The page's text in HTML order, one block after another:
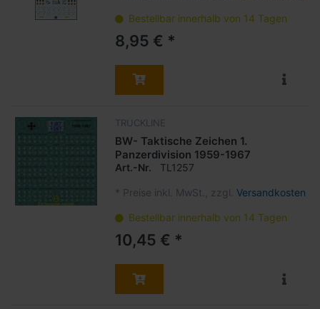
Bestellbar innerhalb von 14 Tagen
8,95 € *
TRUCKLINE
BW- Taktische Zeichen 1.
Panzerdivision 1959-1967
Art.-Nr. TL1257
* Preise inkl. MwSt., zzgl. Versandkosten
Bestellbar innerhalb von 14 Tagen
10,45 € *